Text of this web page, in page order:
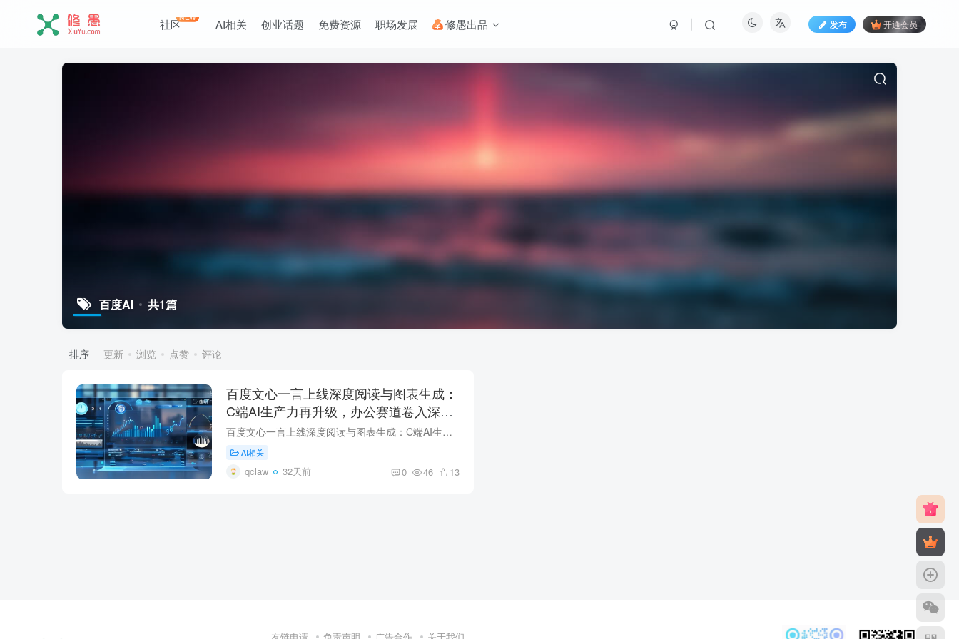
社区NEW AI相关 创业话题 免费资源 职场发展 修愚出品 发布 开通会员
百度AI 共1篇
排序 更新 浏览 点赞 评论
百度文心一言上线深度阅读与图表生成：
C端AI生产力再升级，办公赛道卷入深水
区
百度文心一言上线深度阅读与图表生成：C端AI生产力再升级，AI办公赛道卷入深水区 2026年7月1日，百度文心一言App迎来重大功能更新，针对C端办公与学习场景新增'深度阅读'与'图表生成'两大能力。...
AI相关
qclaw 32天前 0 46 13
友链申请 免责声明 广告合作 关于我们